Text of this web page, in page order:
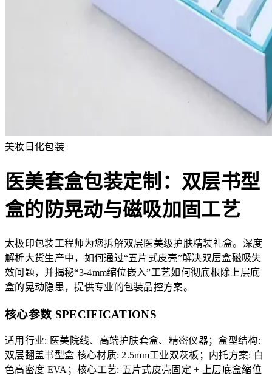
美妆日化包装
医美套盒包装定制：双层书型
盒的防晃动与磁吸加固工艺
太极印包装工程师为您拆解双层医美级护肤精装礼盒。深度
解析大货生产中，如何通过“五片式皮壳”解决双层盒磁吸失
效问题，并揭秘“3-4mm缩位嵌入”工艺如何彻底根除上层底
盒的晃动隐患，提供专业的包装品控方案。
核心参数 SPECIFICATIONS
适用行业: 医美院线、高端护肤套盒、精密仪器；盒型结构:
双层翻盖书型盒 核心材质: 2.5mm工业双灰板；内托方案: 白
色高密度 EVA；核心工艺: 五片式皮壳固定 + 上层底盒缩位